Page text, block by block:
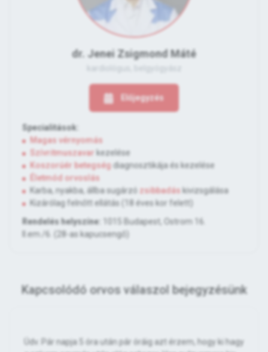
dr. Jenei Zsigmond Máté
Előjegyzés
Specialitások:
Magas vérnyomás
Szívritmuszavar kezelése
Koszorúér betegség diagnosztikája és kezelése
Életmód orvoslás
Karba, nyakba, állba sugárzó zsibbadás kivizsgálása
Kizárólag felnőtt ellátás (18 éves kor felett)
Rendelés helyszíne:
1015 Budapest, Ostrom 16.
II.em./6. (28-as kapucsengő)
Kapcsolódó orvos válaszol bejegyzésünk
Üdv. Pár napja 5 óra után pár óráig azt érzem, hogy ki hagy